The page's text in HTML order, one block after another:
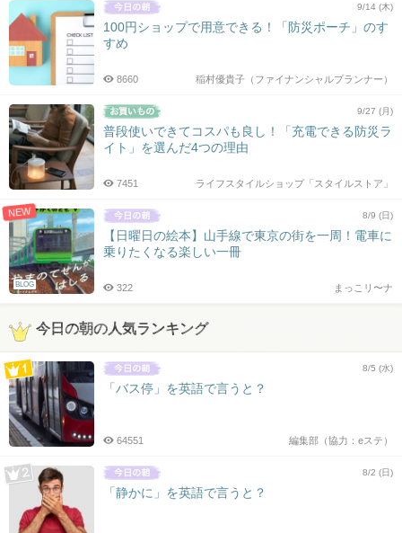
9/14 (木)
100円ショップで用意できる！「防災ポーチ」のす
すめ
稲村優貴子（ファイナンシャルプランナー）
8660
9/27 (月)
普段使いできてコスパも良し！「充電できる防災ラ
イト」を選んだ4つの理由
ライフスタイルショップ「スタイルストア」
7451
NEW
BLOG
8/9 (日)
【日曜日の絵本】山手線で東京の街を一周！電車に
乗りたくなる楽しい一冊
まっこリ〜ナ
322
今日の朝の人気ランキング
8/5 (水)
「バス停」を英語で言うと？
編集部（協力：eステ）
64551
8/2 (日)
「静かに」を英語で言うと？